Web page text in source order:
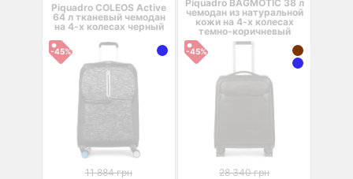
Piquadro COLEOS Active
64 л тканевый чемодан
на 4-х колесах черный
-45%
11 884 грн
Piquadro BAGMOTIC 38 л
чемодан из натуральной
кожи на 4-х колесах
темно-коричневый
-45%
28 340 грн